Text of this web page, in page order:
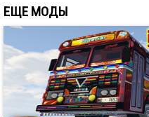
ЕЩЕ МОДЫ